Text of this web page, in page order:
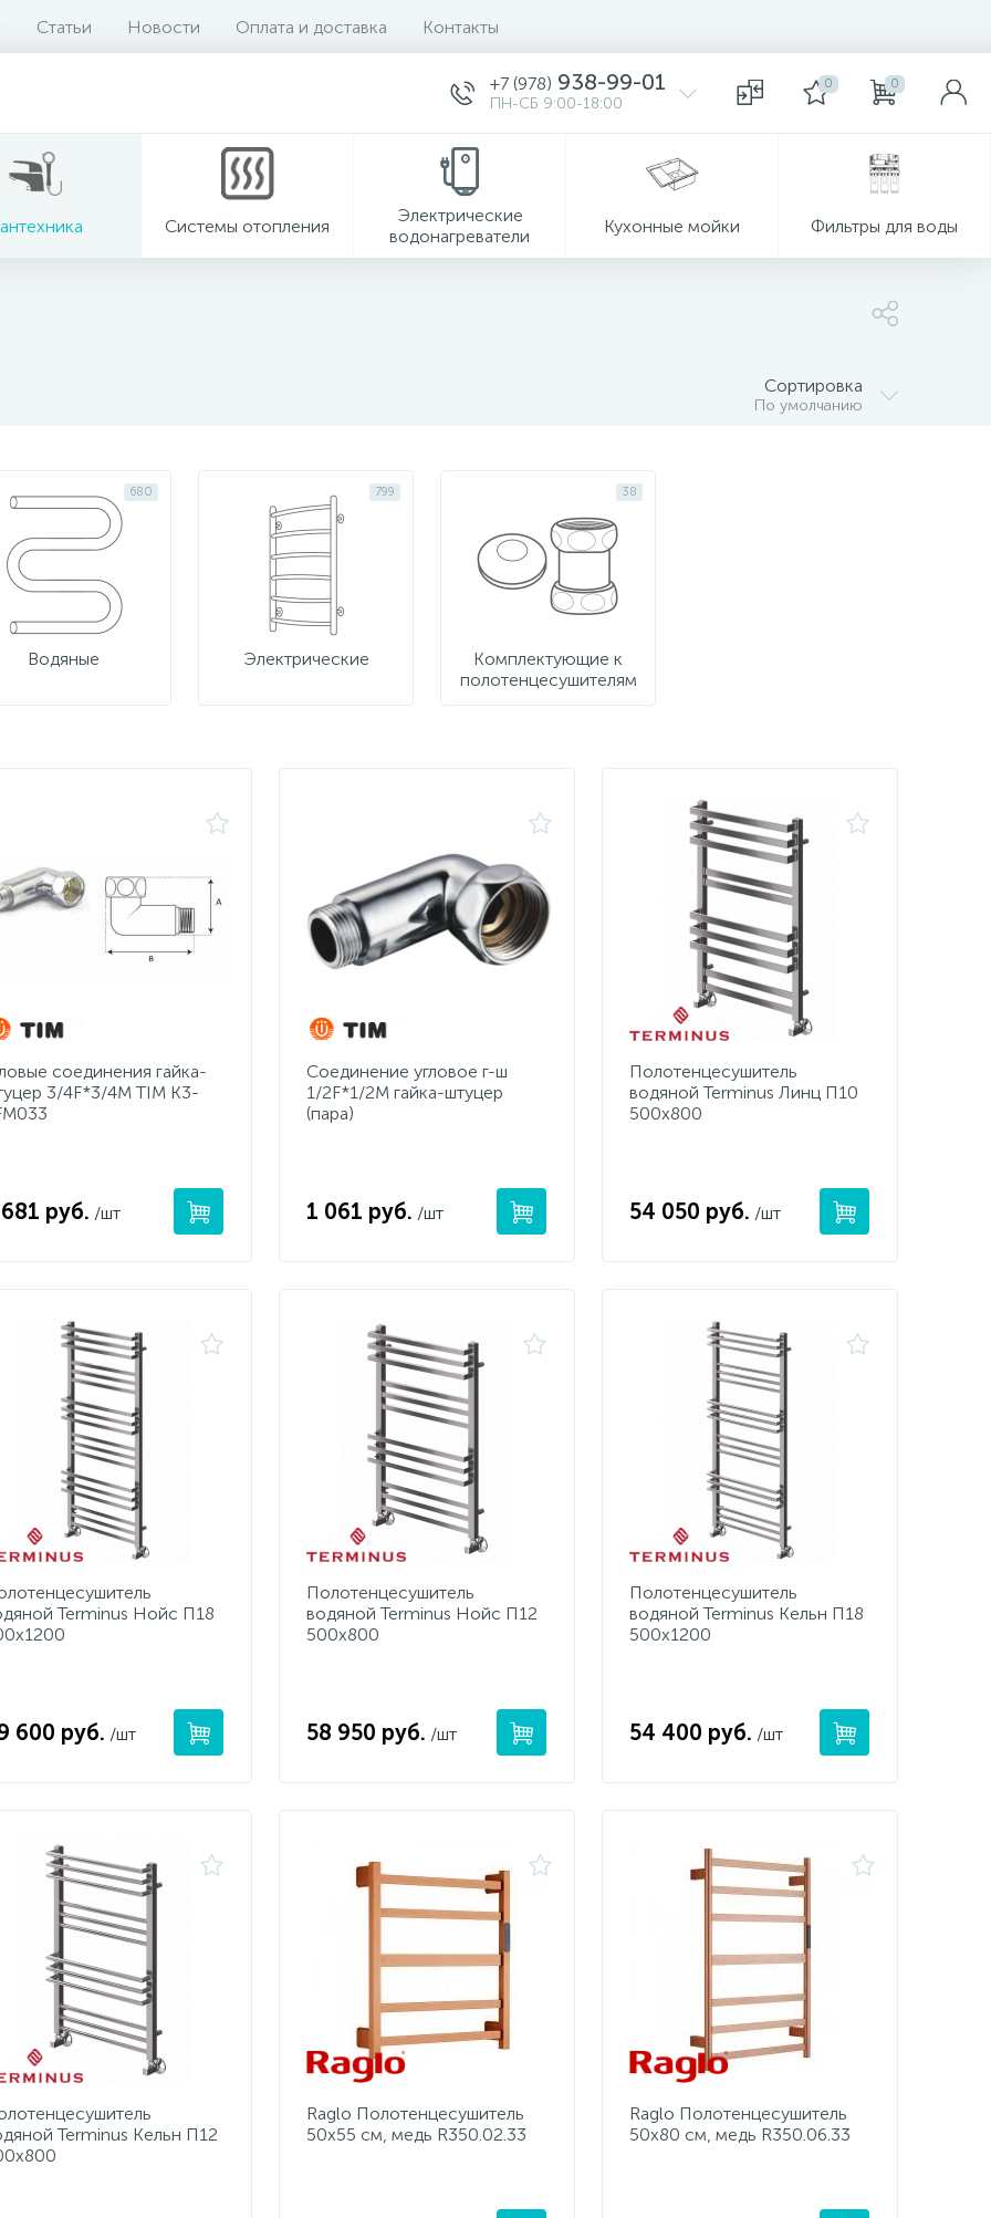
Статьи Новости Оплата и доставка Контакты
+7 (978) 938-99-01
ПН-СБ 9:00-18:00
0 0
Системы отопления
Электрические
водонагреватели
Кухонные мойки Фильтры для воды
Сортировка
По умолчанию
680
Водяные
799
Электрические
38
Комплектующие к
полотенцесушителям
соединения гайка-
3/4F*3/4M TIM K3-
руб. /шт
Соединение угловое г-ш
1/2F*1/2M гайка-штуцер
(пара)
1 061 руб. /шт
Полотенцесушитель
водяной Terminus Линц П10
500х800
54 050 руб. /шт
Terminus Нойс П18
600 руб. /шт
Полотенцесушитель
водяной Terminus Нойс П12
500х800
58 950 руб. /шт
Полотенцесушитель
водяной Terminus Кельн П18
500х1200
54 400 руб. /шт
Terminus Кельн П12
Raglo Полотенцесушитель
50х55 см, медь R350.02.33
Raglo Полотенцесушитель
50х80 см, медь R350.06.33